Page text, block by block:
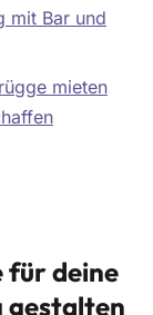
mit Bar und
mieten
für deine
gestalten